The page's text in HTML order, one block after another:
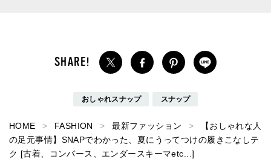
おしゃれスナップ スナップ
HOME FASHION 最新ファッション
【おしゃれな人
の足元事情】SNAPでわかった、夏にうってつけの履きこなしテ
ク [古着、コンバース、エンダースキーマetc...]